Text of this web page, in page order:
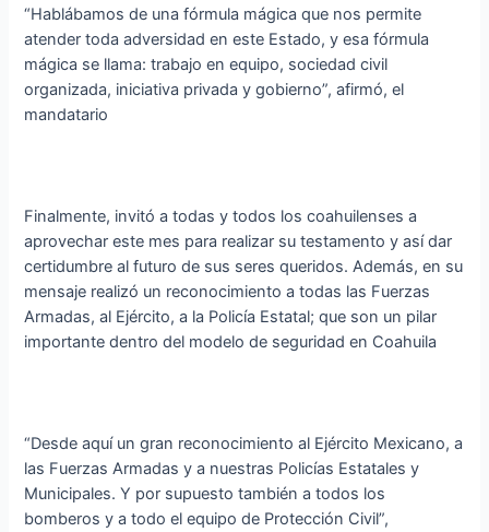
“Hablábamos de una fórmula mágica que nos permite
atender toda adversidad en este Estado, y esa fórmula
mágica se llama: trabajo en equipo, sociedad civil
organizada, iniciativa privada y gobierno”, afirmó, el
mandatario
Finalmente, invitó a todas y todos los coahuilenses a
aprovechar este mes para realizar su testamento y así dar
certidumbre al futuro de sus seres queridos. Además, en su
mensaje realizó un reconocimiento a todas las Fuerzas
Armadas, al Ejército, a la Policía Estatal; que son un pilar
importante dentro del modelo de seguridad en Coahuila
“Desde aquí un gran reconocimiento al Ejército Mexicano, a
las Fuerzas Armadas y a nuestras Policías Estatales y
Municipales. Y por supuesto también a todos los
bomberos y a todo el equipo de Protección Civil”,